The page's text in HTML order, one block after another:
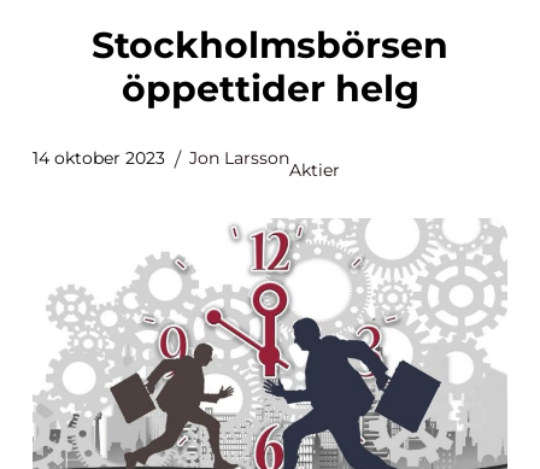
Stockholmsbörsen
öppettider helg
14 oktober 2023 Jon Larsson
Aktier